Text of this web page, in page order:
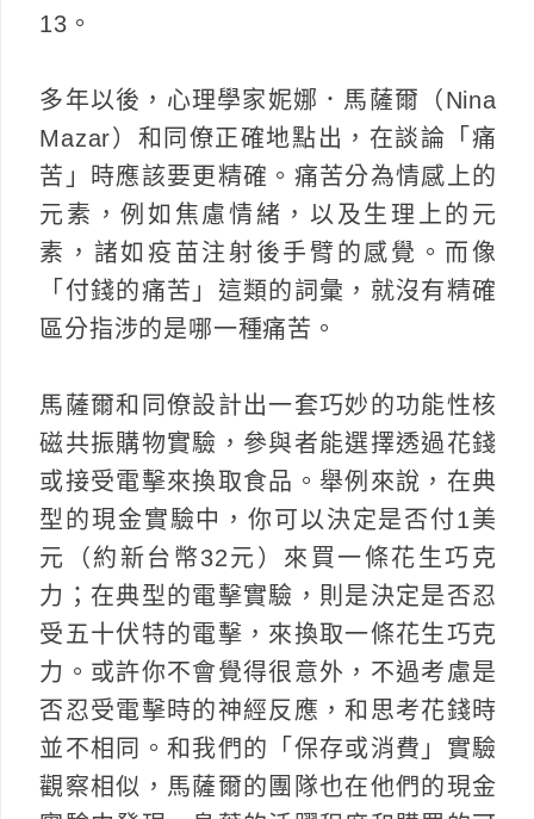
13。
多年以後，心理學家妮娜．馬薩爾（Nina
Mazar）和同僚正確地點出，在談論「痛
苦」時應該要更精確。痛苦分為情感上的
元素，例如焦慮情緒，以及生理上的元
素，諸如疫苗注射後手臂的感覺。而像
「付錢的痛苦」這類的詞彙，就沒有精確
區分指涉的是哪一種痛苦。
馬薩爾和同僚設計出一套巧妙的功能性核
磁共振購物實驗，參與者能選擇透過花錢
或接受電擊來換取食品。舉例來說，在典
型的現金實驗中，你可以決定是否付1美
元（約新台幣32元）來買一條花生巧克
力；在典型的電擊實驗，則是決定是否忍
受五十伏特的電擊，來換取一條花生巧克
力。或許你不會覺得很意外，不過考慮是
否忍受電擊時的神經反應，和思考花錢時
並不相同。和我們的「保存或消費」實驗
觀察相似，馬薩爾的團隊也在他們的現金